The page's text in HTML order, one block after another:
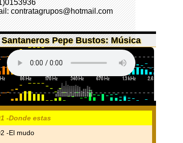
contratagrupos@hotmail.com
Santaneros Pepe Bustos: Música
-Donde estas
-El mudo